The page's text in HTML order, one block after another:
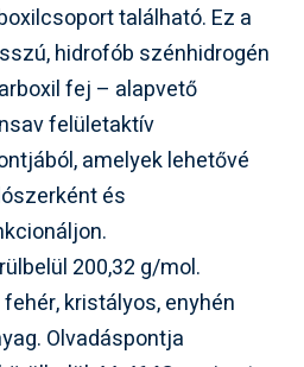
található. Ez a
hidrofób szénhidrogén
fej – alapvető
felületaktív
amelyek lehetővé
és
200,32 g/mol.
kristályos, enyhén
Olvadáspontja